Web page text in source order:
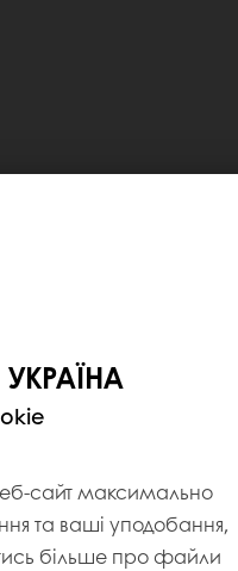
сайт максимально
та ваші уподобання,
більше про файли